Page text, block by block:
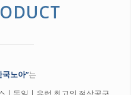
국노아“는